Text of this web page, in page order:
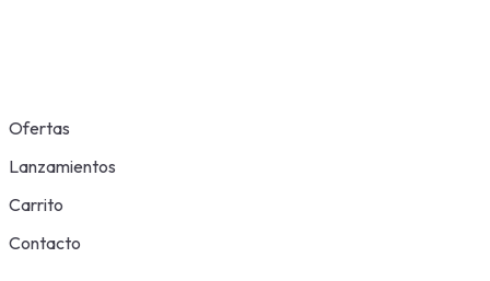
Ofertas
Lanzamientos
Carrito
Contacto